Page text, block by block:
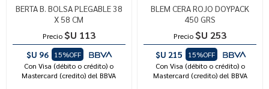
BERTA B. BOLSA PLEGABLE 38
X 58 CM
Precio $U 113
$U 96
15%OFF
Con Visa (débito o crédito) o
Mastercard (credito) del BBVA
BLEM CERA ROJO DOYPACK
450 GRS
Precio $U 253
$U 215
15%OFF
Con Visa (débito o crédito) o
Mastercard (credito) del BBVA